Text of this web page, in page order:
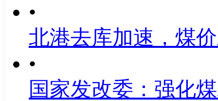
•
北港去库加速，煤
•
国家发改委：强化